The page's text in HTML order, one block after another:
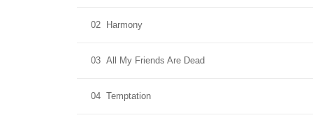
02 Harmony
03 All My Friends Are Dead
04 Temptation